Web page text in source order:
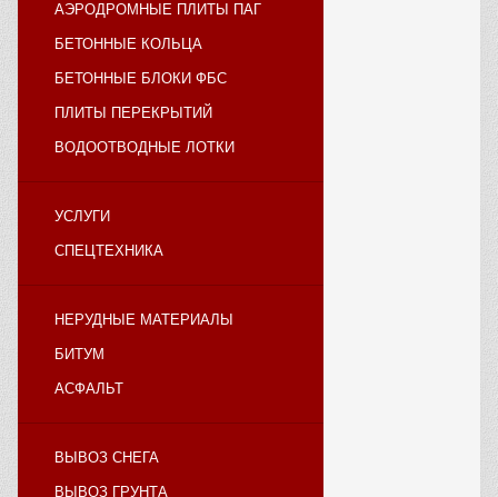
АЭРОДРОМНЫЕ ПЛИТЫ ПАГ
БЕТОННЫЕ КОЛЬЦА
БЕТОННЫЕ БЛОКИ ФБС
ПЛИТЫ ПЕРЕКРЫТИЙ
ВОДООТВОДНЫЕ ЛОТКИ
УСЛУГИ
СПЕЦТЕХНИКА
НЕРУДНЫЕ МАТЕРИАЛЫ
БИТУМ
АСФАЛЬТ
ВЫВОЗ СНЕГА
ВЫВОЗ ГРУНТА